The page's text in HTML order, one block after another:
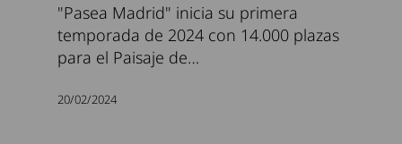
"Pasea Madrid" inicia su primera
temporada de 2024 con 14.000 plazas
para el Paisaje de…
20/02/2024